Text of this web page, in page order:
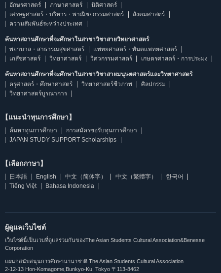
อักษรศาสตร์
ภาษาศาสตร์
นิติศาสตร์
เศรษฐศาสตร์・บริหาร・พาณิชยกรรมศาสตร์
สังคมศาสตร์
ความสัมพันธ์ระหว่างประเทศ
ค้นหาสถานศึกษาที่จะศึกษาในสาขาวิชาสายวิทยาศาสตร์
พยาบาล・สาธารณสุขศาสตร์
แพทยศาสตร์・ทันตแพทยศาสตร์
เภสัชศาสตร์
วิทยาศาสตร์ วิศวกรรมศาสตร์ เกษตรศาสตร์・การประมง
ค้นหาสถานศึกษาที่จะศึกษาในสาขาวิชาสายมนุษยศาสตร์และวิทยาศาสตร์
ครุศาสตร์・ศึกษาศาสตร์
วิทยาศาสตร์ชีวภาพ
ศิลปกรรม
วิทยาศาสตร์บูรณาการ
【แนะนำทุนการศึกษา】
ค้นหาทุนการศึกษา
การสมัครขอรับทุนการศึกษา
JAPAN STUDY SUPPORT Scholarships
【เลือกภาษา】
日本語 English 中文（简体字） 中文（繁體字）
한국어
Tiếng Việt
Bahasa Indonesia
ผู้ดูแลเว็บไซต์
เว็บไซต์นี้เป็นเวบที่ดูแลร่วมกันของThe Asian Students Cultural Association&Benesse
Corporation
แผนกสนับสนุนการศึกษานานาชาติ The Asian Students Cultural Association
2-12-13 Hon-Komagome,Bunkyo-Ku, Tokyo 〒113-8462